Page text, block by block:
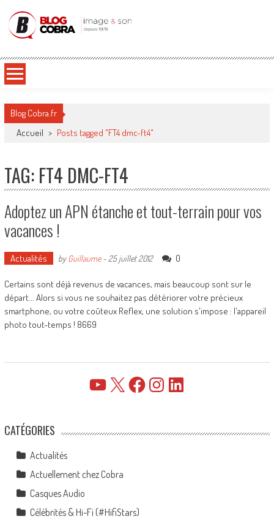
Blog Cobra
Blog Cobra.fr
Accueil > Posts tagged "FT4 dmc-ft4"
TAG: FT4 DMC-FT4
Adoptez un APN étanche et tout-terrain pour vos
vacances !
Actualités byGuillaume- 25 juillet 2012 0
Certains sont déjà revenus de vacances, mais beaucoup sont sur le
départ... Alors si vous ne souhaitez pas détériorer votre précieux
smartphone, ou votre coûteux Reflex, une solution s'impose : l'appareil
photo tout-temps ! 8669
YouTube FacebookInstagramLinkedIn
CATÉGORIES
Actualités
Actuellement chez Cobra
Casques Audio
Célébrités & Hi-Fi (#HifiStars)